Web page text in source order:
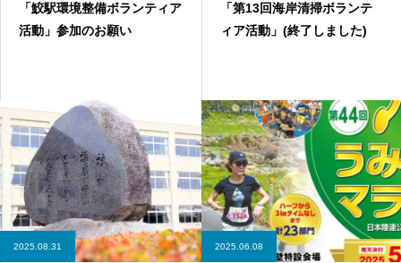
「鮫駅環境整備ボランティア
活動」参加のお願い
「第13回海岸清掃ボランテ
ィア活動」(終了しました)
2025.08.31 2025.06.08